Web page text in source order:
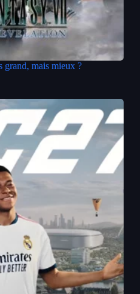
mais mieux ?